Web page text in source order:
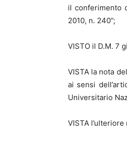
il conferimento
2010, n. 240”;
VISTO il D.M. 7
VISTA la nota
ai sensi
Universitario
VISTA